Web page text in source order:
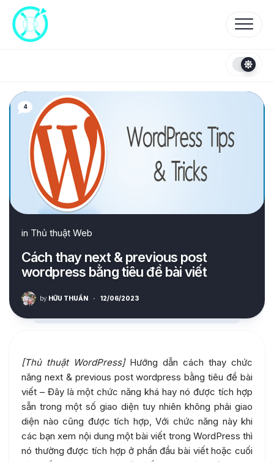
content
4
in Thủ thuật Web
Cách thay next & previous post
wordpress bằng tiêu đề bài viết
by HỮU THUẦN · 12/06/2023
[Thủ thuật WordPress]Hướng dẫn cách thay chức
năng next & previous post wordpress bằng tiêu đề bài
viết – Đây là một chức năng khá hay nó được tích hợp
sẵn trong một số giao diện tuy nhiên không phải giao
diện nào cũng được tích hợp, Với chức năng này khi
các bạn xem nội dung một bài viết trong WordPress thì
nó thường được tích hợp ở phần đầu bài viết hoặc cuối